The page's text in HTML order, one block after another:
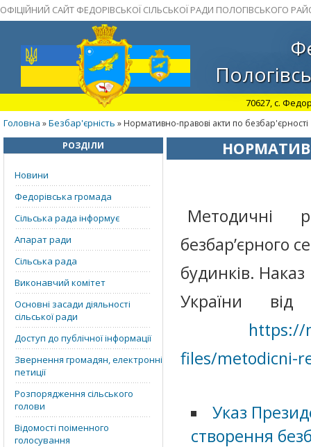
ОФІЦІЙНИЙ САЙТ ФЕДОРІВСЬКОЇ СІЛЬСЬКОЇ РАДИ ПОЛОГІВСЬКОГО
70627, с.
Головна »Безбар'єрність » Нормативно-правові акти по безбар'єрності
РОЗДІЛИ
Новини
Федорівська громада
Сільська рада інформує
Апарат ради
Сільська рада
Виконавчий комітет
Основні засади діяльності
сільської ради
Доступ до публічної інформації
Звернення громадян, електронні
петиції
Розпорядження сільського
голови
Відомості поіменного
голосування
Методичні
будинків.
України
https://
files/metodicni-
Указ
створення